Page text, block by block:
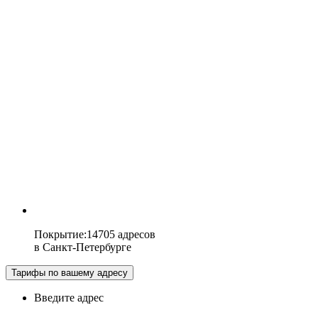
Покрытие:14705 адресов
в Санкт-Петербурге
Тарифы по вашему адресу
Введите адрес